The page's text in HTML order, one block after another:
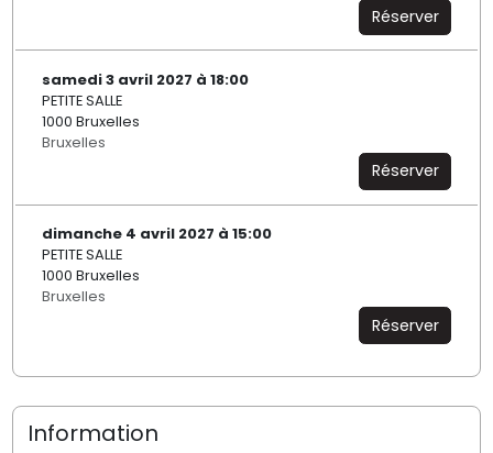
Réserver
samedi 3 avril 2027 à 18:00
PETITE SALLE
1000 Bruxelles
Bruxelles
Réserver
dimanche 4 avril 2027 à 15:00
PETITE SALLE
1000 Bruxelles
Bruxelles
Réserver
Information